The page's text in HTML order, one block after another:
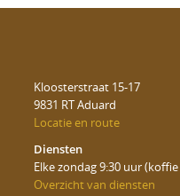
Kloosterstraat 15-17
9831 RT Aduard
Locatie en route
Diensten
Elke zondag 9:30 uur
Overzicht van diensten